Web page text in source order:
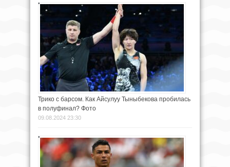
Трико с барсом. Как Айсулуу Тыныбекова пробилась
в полуфинал? Фото
09.08.2024 23:30